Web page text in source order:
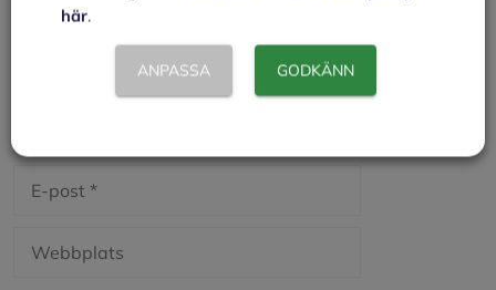
post
här.
ANPASSA GODKÄNN